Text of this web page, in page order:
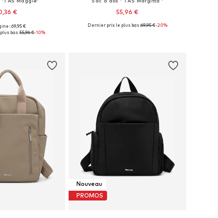
€
One Size
: 69,95 €
bas :55,96 €-10%
55,96 €
Tailles disponibles: One Size
Dernier prix le plus bas :69,95 €-20%
Nouveau
PROMOS